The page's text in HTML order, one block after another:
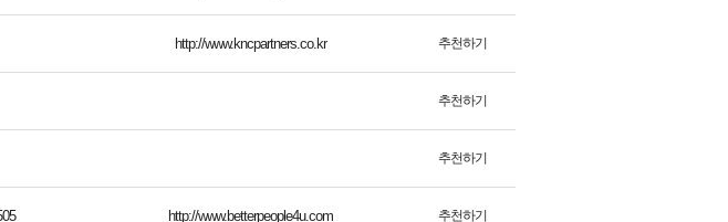
http://www.kncpartners.co.kr 추천하기
추천하기
추천하기
http://www.betterpeople4u.com 추천하기